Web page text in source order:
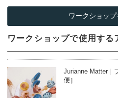
ワークショッ
ワークショップで使用する
Jurianne Matter｜
便］